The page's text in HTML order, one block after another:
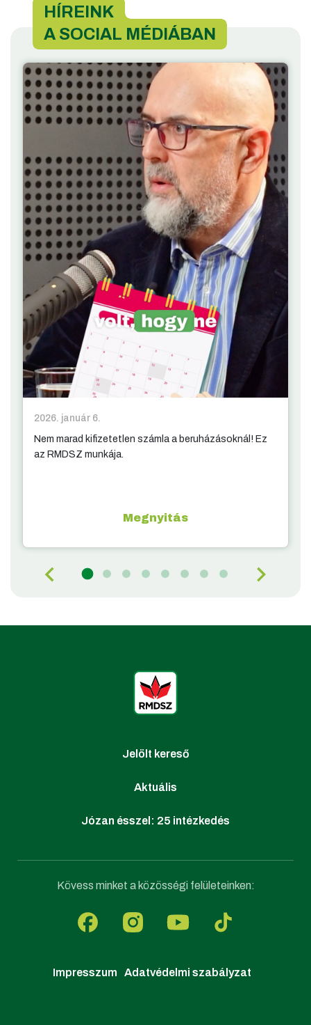
HÍREINK
A SOCIAL MÉDIÁBAN
2026. január 6.
Nem marad kifizetetlen számla a beruházásoknál! Ez
az RMDSZ munkája.
Megnyitás
Jelölt kereső
Aktuális
Józan ésszel: 25 intézkedés
Kövess minket a közösségi felületeinken:
Impresszum Adatvédelmi szabályzat